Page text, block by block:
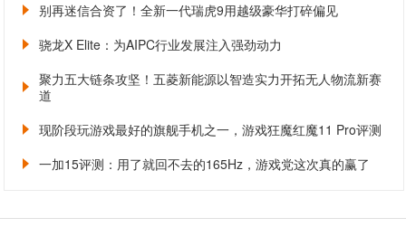
别再迷信合资了！全新一代瑞虎9用越级豪华打碎偏见
骁龙X Elite：为AIPC行业发展注入强劲动力
聚力五大链条攻坚！五菱新能源以智造实力开拓无人物流新赛
道
现阶段玩游戏最好的旗舰手机之一，游戏狂魔红魔11 Pro评测
一加15评测：用了就回不去的165Hz，游戏党这次真的赢了